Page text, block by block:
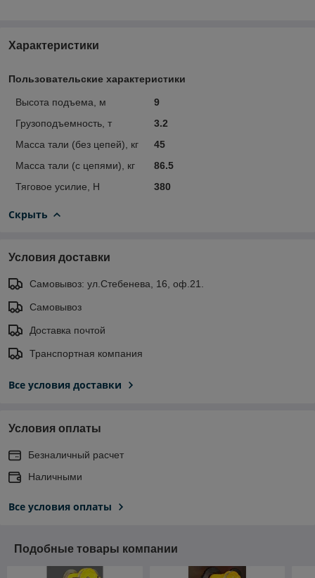
Характеристики
Пользовательские характеристики
Высота подъема, м
9
Грузоподъемность, т
3.2
Масса тали (без цепей), кг
45
Масса тали (с цепями), кг
86.5
Тяговое усилие, Н
380
Скрыть
Условия доставки
Самовывоз: ул.Стебенева, 16, оф.21.
Самовывоз
Доставка почтой
Транспортная компания
Все условия доставки
Условия оплаты
Безналичный расчет
Наличными
Все условия оплаты
Подобные товары компании